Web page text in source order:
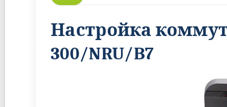
Настройка
300/NRU/B7